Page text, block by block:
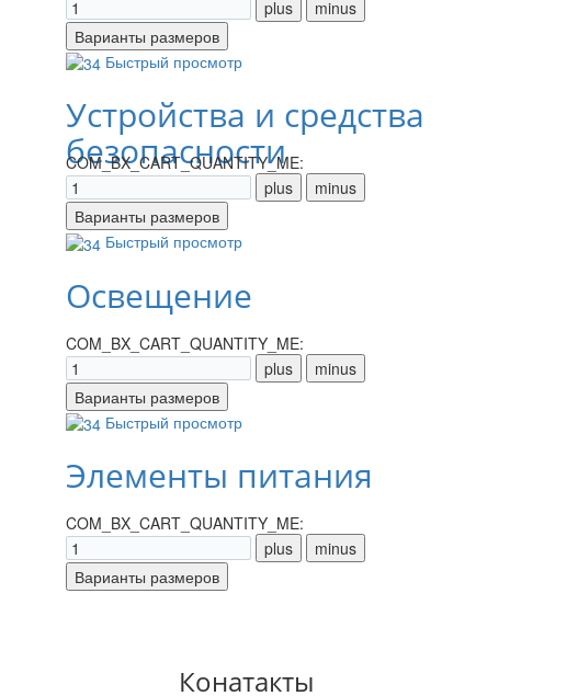
Быстрый просмотр
Устройства и средства
безопасности
COM_BX_CART_QUANTITY_ME:
Быстрый просмотр
Освещение
COM_BX_CART_QUANTITY_ME:
Быстрый просмотр
Элементы питания
COM_BX_CART_QUANTITY_ME:
Конатакты